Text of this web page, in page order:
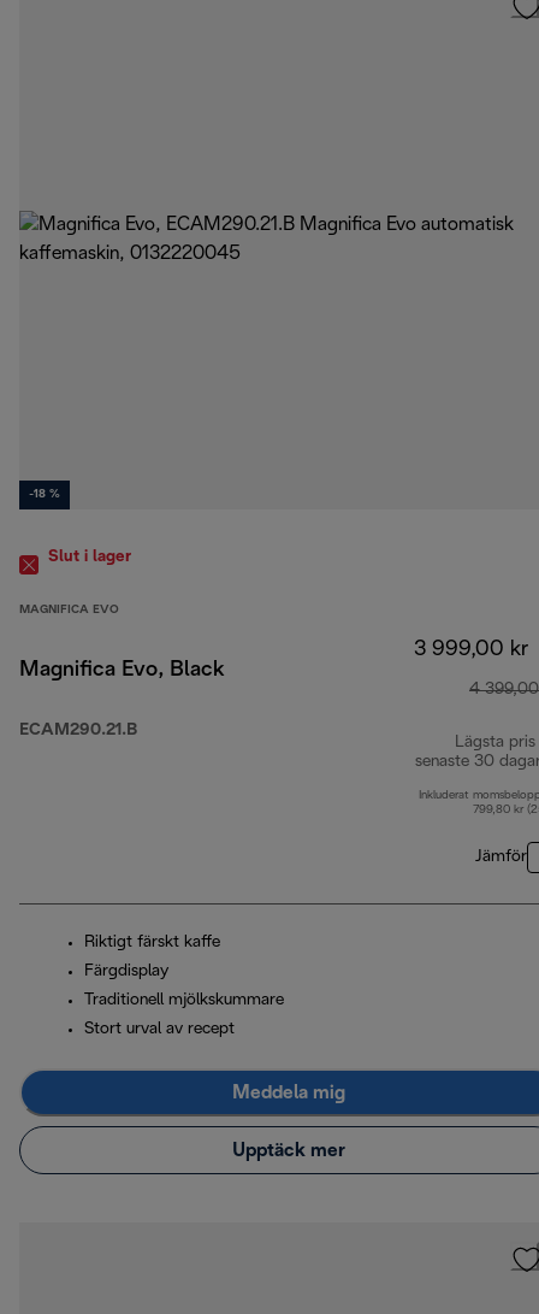
-18 %
Slut i lager
MAGNIFICA EVO
Magnifica Evo, Black
ECAM290.21.B
3 999,00 kr
4
Lägsta pris
senaste 30
Inkluderat
799,80 kr
Jämför
Riktigt färskt kaffe
Färgdisplay
Traditionell mjölkskummare
Stort urval av recept
Meddela mig
Upptäck mer